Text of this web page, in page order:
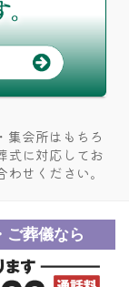
集会所はもちろ
式に対応してお
せください。
ご葬儀なら